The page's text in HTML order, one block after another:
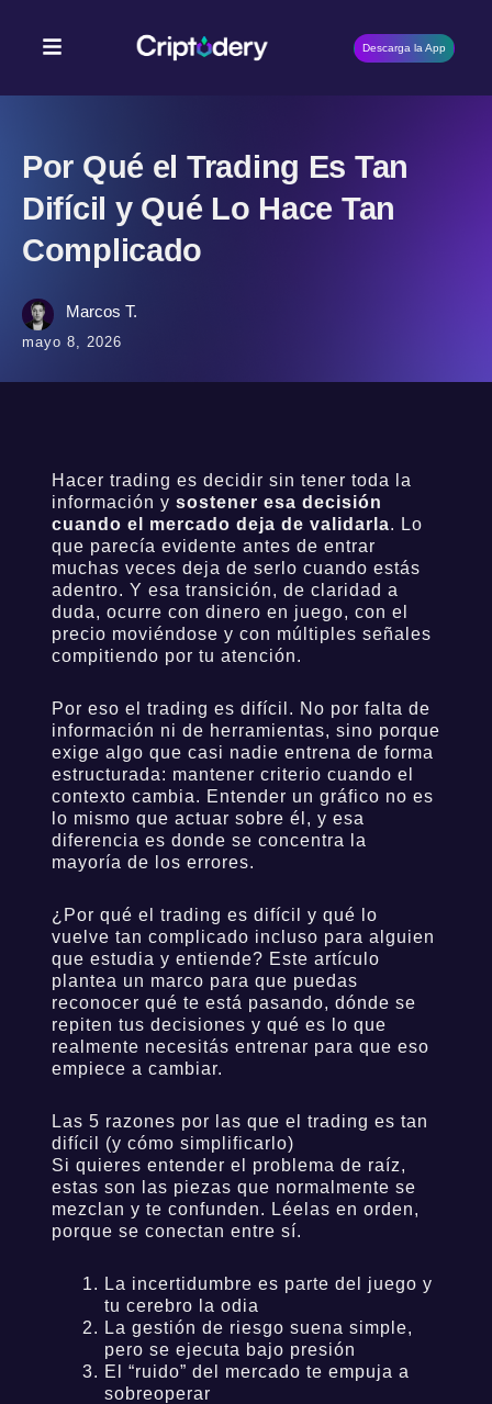
Descarga la App
Por Qué el Trading Es Tan
Difícil y Qué Lo Hace Tan
Complicado
Marcos T.
mayo 8, 2026
Hacer trading es decidir sin tener toda la
información y sostener esa decisión
cuando el mercado deja de validarla. Lo
que parecía evidente antes de entrar
muchas veces deja de serlo cuando estás
adentro. Y esa transición, de claridad a
duda, ocurre con dinero en juego, con el
precio moviéndose y con múltiples señales
compitiendo por tu atención.
Por eso el trading es difícil. No por falta de
información ni de herramientas, sino porque
exige algo que casi nadie entrena de forma
estructurada: mantener criterio cuando el
contexto cambia. Entender un gráfico no es
lo mismo que actuar sobre él, y esa
diferencia es donde se concentra la
mayoría de los errores.
¿Por qué el trading es difícil y qué lo
vuelve tan complicado incluso para alguien
que estudia y entiende? Este artículo
plantea un marco para que puedas
reconocer qué te está pasando, dónde se
repiten tus decisiones y qué es lo que
realmente necesitás entrenar para que eso
empiece a cambiar.
Las 5 razones por las que el trading es tan
difícil (y cómo simplificarlo)
Si quieres entender el problema de raíz,
estas son las piezas que normalmente se
mezclan y te confunden. Léelas en orden,
porque se conectan entre sí.
La incertidumbre es parte del juego y
tu cerebro la odia
La gestión de riesgo suena simple,
pero se ejecuta bajo presión
El “ruido” del mercado te empuja a
sobreoperar